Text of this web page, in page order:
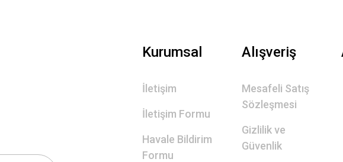
Kurumsal
İletişim
İletişim Formu
Havale Bildirim
Formu
Alışveriş
Mesafeli Satış
Sözleşmesi
Gizlilik ve
Güvenlik